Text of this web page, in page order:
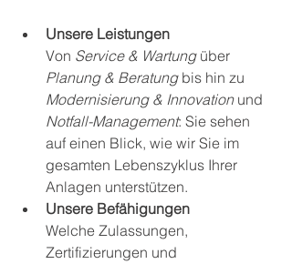
Unsere Leistungen
Von Service & Wartung über
Planung & Beratung bis hin zu
Modernisierung & Innovation und
Notfall-Management: Sie sehen
auf einen Blick, wie wir Sie im
gesamten Lebenszyklus Ihrer
Anlagen unterstützen.
Unsere Befähigungen
Welche Zulassungen,
Zertifizierungen und